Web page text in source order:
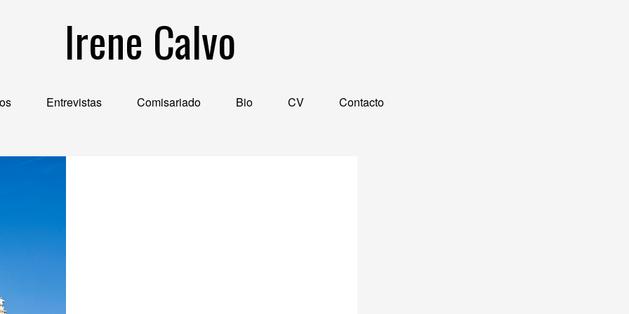
Irene Calvo
Entrevistas Comisariado Bio CV Contacto